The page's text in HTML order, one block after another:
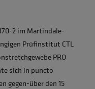
2 im Martindale-
Prüfinstitut CTL
PRO
sich in puncto
gegen-über den 15